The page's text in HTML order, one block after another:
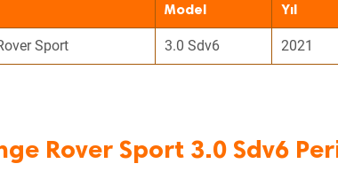
Model Yıl
Sport 3.0 Sdv6 2021
Rover Sport 3.0 Sdv6